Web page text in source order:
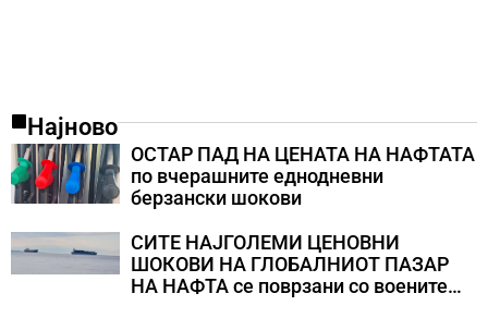
Најново
ОСТАР ПАД НА ЦЕНАТА НА НАФТАТА
по вчерашните еднодневни
берзански шокови
СИТЕ НАЈГОЛЕМИ ЦЕНОВНИ
ШОКОВИ НА ГЛОБАЛНИОТ ПАЗАР
НА НАФТА се поврзани со воените